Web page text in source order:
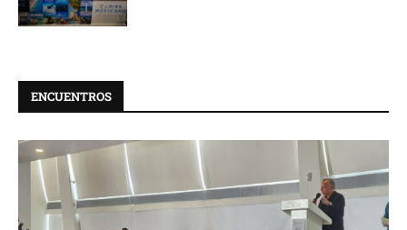
ENCUENTROS